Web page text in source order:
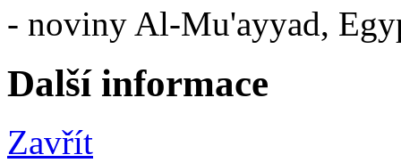
- noviny Al-Mu'ayyad,
Další informace
Zavřít